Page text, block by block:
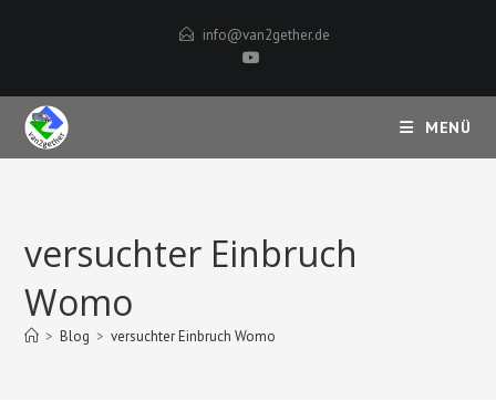
info@van2gether.de
MENÜ
versuchter Einbruch
Womo
> Blog > versuchter Einbruch Womo